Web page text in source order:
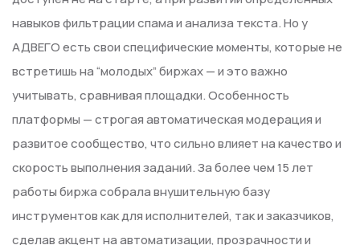
навыков фильтрации спама и анализа текста. Но у
АДВЕГО есть свои специфические моменты, которые не
встретишь на “молодых” биржах — и это важно
учитывать, сравнивая площадки. Особенность
платформы — строгая автоматическая модерация и
развитое сообщество, что сильно влияет на качество и
скорость выполнения заданий. За более чем 15 лет
работы биржа собрала внушительную базу
инструментов как для исполнителей, так и заказчиков,
сделав акцент на автоматизации, прозрачности и